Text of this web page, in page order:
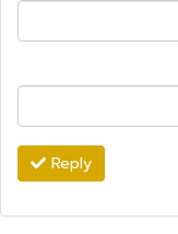
Reply